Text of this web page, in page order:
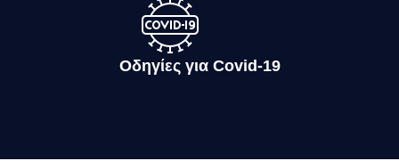
Οδηγίες για Covid-19